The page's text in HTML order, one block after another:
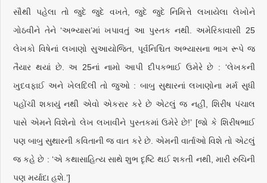
સૌથી પહેલા તો જુદે જુદે વખતે, જુદે જુદે નિમિત્તે લખાયેલા લેખોને
ગોઠવીને તેને ‘અભ્યાસ’માં ખપાવતું આ પુસ્તક નથી. અમેરિકાવાસી 25
લેખકો વિષેનાં લખાણો સુઆયોજિત, પૂર્વનિશ્ચિત અભ્યાસના ભાગ રૂપે જ
તૈયાર થયાં છે. અ 25નાં નામો આપી દીપકભાઈ ઉમેરે છે : ‘લેખકની
ખુદવફાઈ અને ખેલદિલી તો જુઓ : બાબુ સુથારનાં લખાણોના મર્મ સુધી
પહોંચી શકાયું નથી એવો એકરાર કરે છે એટલું જ નહીં, શિરીષ પંચાલ
પાસે એમને વિશેનો લેખ લખાવીને પુસ્તકમાં ઉમેરે છે!’ [જો કે શિરીષભાઈ
પણ બાબુ સુથારની કવિતાની જ વાત કરે છે. એમની વાર્તાઓ વિશે તો એટલું
જ કહે છે : ‘એ કથાસાહિત્ય સાથે શુભ દૃષ્ટિ થઈ શકતી નથી, મારી રુચિની
પણ મર્યાદા હશે.’]